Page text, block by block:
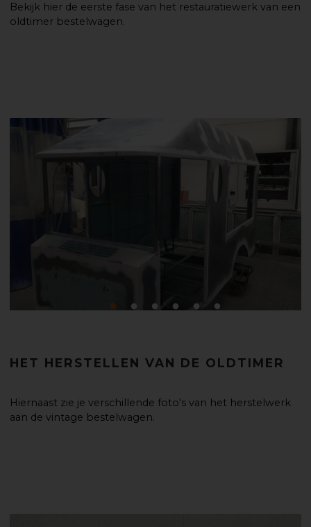
Bekijk hier de eerste fase van het restauratiewerk van een
oldtimer bestelwagen.
HET HERSTELLEN VAN DE OLDTIMER
Hiernaast zie je verschillende foto's van het herstelwerk
aan de vintage bestelwagen.